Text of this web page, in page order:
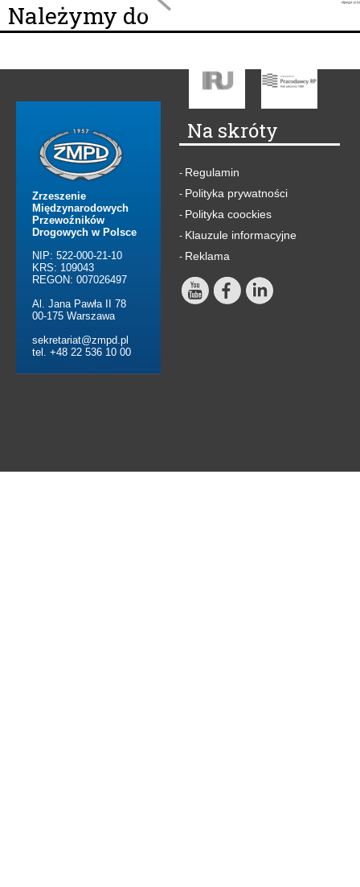
Należymy do
Zrzeszenie
Międzynarodowych
Przewoźników
Drogowych w Polsce
NIP: 522-000-21-10
KRS: 109043
REGON: 007026497
Al. Jana Pawła II 78
00-175 Warszawa
sekretariat@zmpd.pl
tel. +48 22 536 10 00
Na skróty
- Regulamin
- Polityka prywatności
- Polityka coockies
- Klauzule informacyjne
- Reklama